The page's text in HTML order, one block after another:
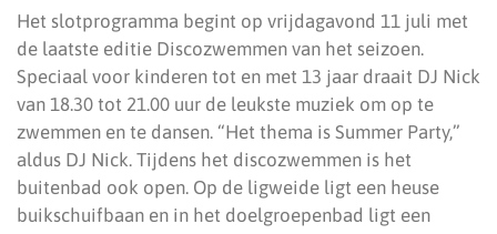
Het slotprogramma begint op vrijdagavond 11 juli met
de laatste editie Discozwemmen van het seizoen.
Speciaal voor kinderen tot en met 13 jaar draait DJ Nick
van 18.30 tot 21.00 uur de leukste muziek om op te
zwemmen en te dansen. “Het thema is Summer Party,”
aldus DJ Nick. Tijdens het discozwemmen is het
buitenbad ook open. Op de ligweide ligt een heuse
buikschuifbaan en in het doelgroepenbad ligt een